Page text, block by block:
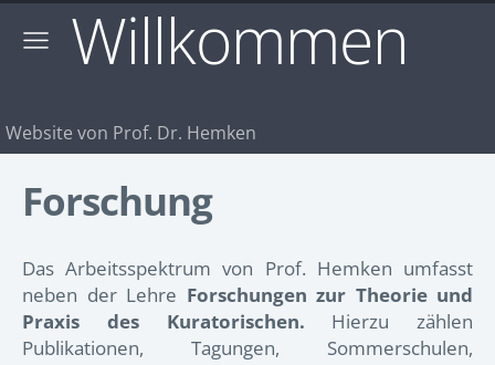
Willkommen
Website von Prof. Dr. Hemken
Forschung
Das Arbeitsspektrum von Prof. Hemken umfasst
neben der Lehre Forschungen zur Theorie und
Praxis des Kuratorischen. Hierzu zählen
Publikationen, Tagungen, Sommerschulen,